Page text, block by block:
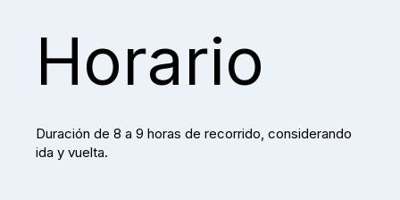
Horario
Duración de 8 a 9 horas de recorrido, considerando
ida y vuelta.